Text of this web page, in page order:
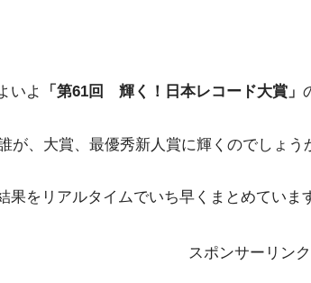
いよ 「第61回 輝く！日本レコード大賞」
が、大賞、最優秀新人賞に輝くのでしょう
果をリアルタイムでいち早くまとめていま
スポンサーリンク